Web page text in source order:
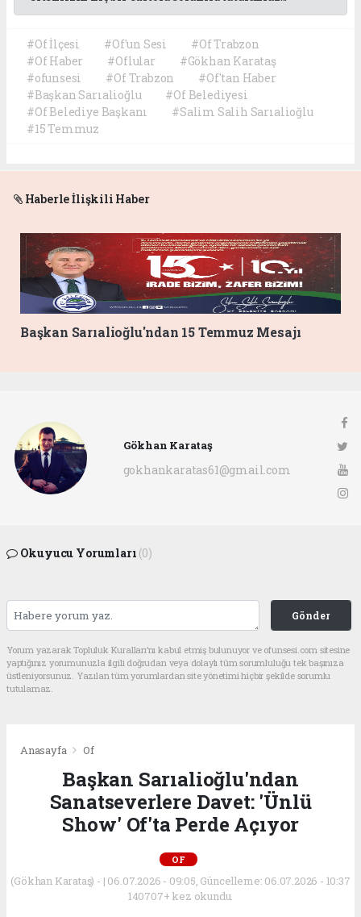
#Of İlçesi #Of'un Sesi
#Of Trabzon
#Of Haber
#Oflular
#Gökhan Karataş
#ofunsesi
#Of Trabzon
#Of'tan Haber
#Başkan Sarıalioğlu
#Of Belediyesi
#Of Belediye Başkanı
#Salim Salih Sarıalioğlu
#15 Temmuz
Haberle İlişkili Haber
Başkan Sarıalioğlu'ndan 15 Temmuz Mesajı
Gökhan Karataş
gokhankaratas61@gmail.com
Okuyucu Yorumları (0)
Gönder
Yorum yazarak Topluluk Kuralları’nı kabul etmiş bulunuyor ve ofunsesi.com sitesine
yaptığınız yorumunuzla ilgili doğrudan veya dolaylı tüm sorumluluğu tek başınıza
üstleniyorsunuz. Yazılan tüm yorumlardan site yönetimi hiçbir şekilde sorumlu
tutulamaz.
Anasayfa Of
Başkan Sarıalioğlu'ndan
Sanatseverlere Davet: 'Ünlü
Show' Of'ta Perde Açıyor
OF
(Gökhan Karataş) - | 06.07.2026 - 09:05, Güncelleme: 06.07.2026 - 10:37
140707+ kez okundu.